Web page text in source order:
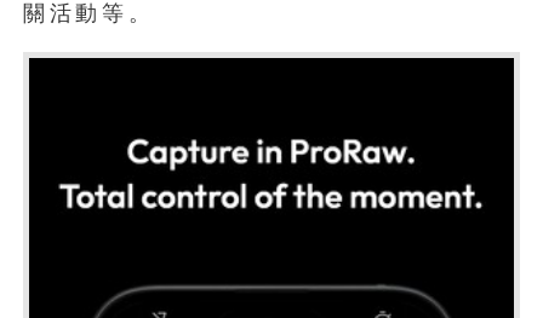
關活動等。